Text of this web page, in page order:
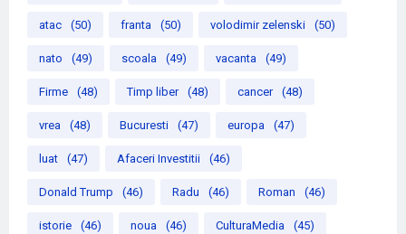
atac (50) franta (50) volodimir zelenski (50)
nato (49) scoala (49) vacanta (49)
Firme (48) Timp liber (48) cancer (48)
vrea (48) Bucuresti (47) europa (47)
luat (47) Afaceri Investitii (46)
Donald Trump (46) Radu (46) Roman (46)
istorie (46) noua (46) CulturaMedia (45)